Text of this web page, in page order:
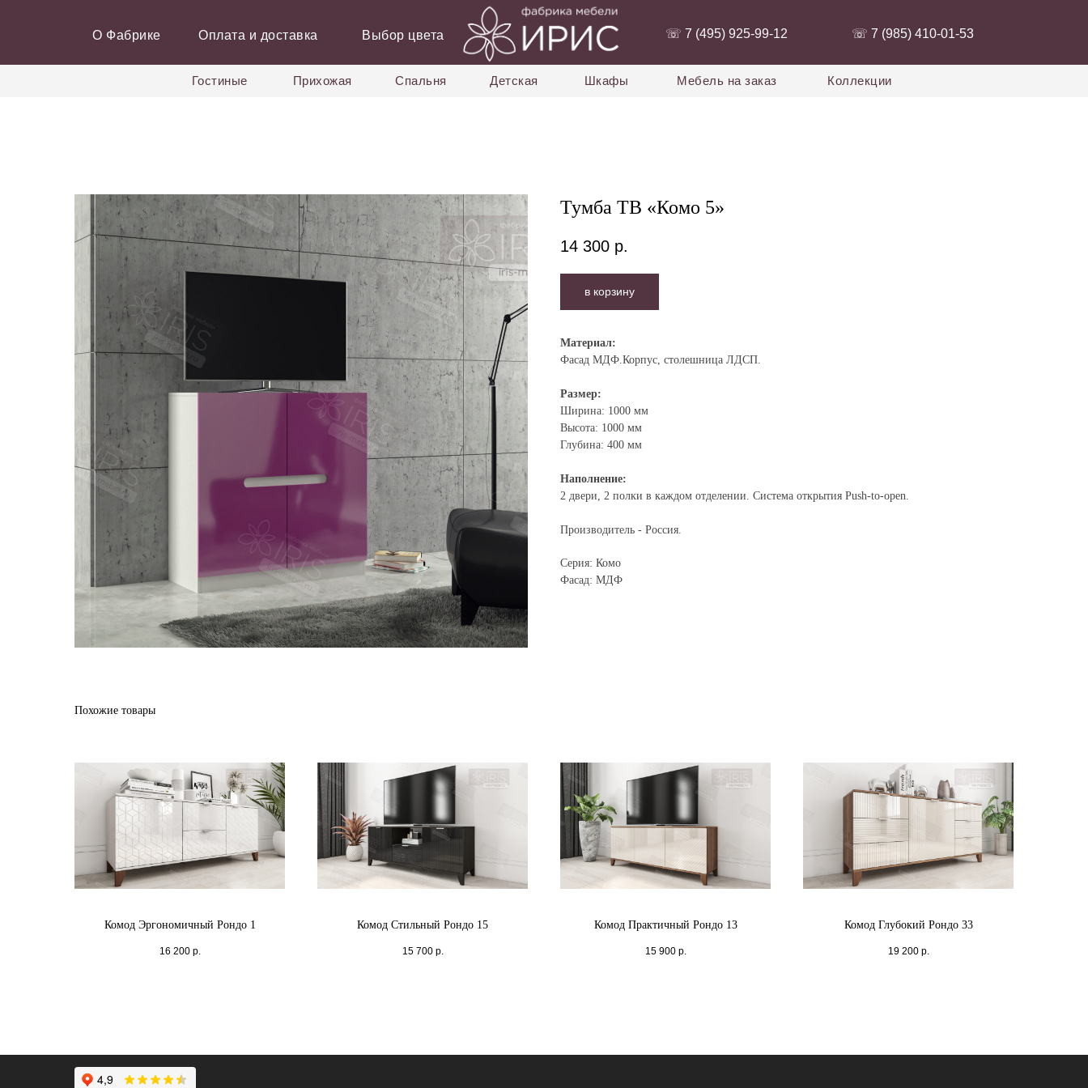
‭☏ 7 (495) 925-99-12‬
О Фабрике Оплата и доставка
Гостиные Прихожая Спальня Детская Шкафы Мебель на заказ
Выбор цвета
Коллекции
‭☏ 7 (985) 410-01-53‬
Тумба ТВ «Комо 5»
14 300 р.
в корзину
Материал:
Фасад МДФ.Корпус, столешница ЛДСП.
Размер:
Ширина: 1000 мм
Высота: 1000 мм
Глубина: 400 мм
Наполнение:
2 двери, 2 полки в каждом отделении. Система открытия Push-to-open.
Производитель - Россия.
Серия: Комо
Фасад: МДФ
Похожие товары
Комод Эргономичный Рондо 1
16 200 р.
Комод Стильный Рондо 15
15 700 р.
Комод Практичный Рондо 13
15 900 р.
Комод Глубокий Рондо 33
19 200 р.